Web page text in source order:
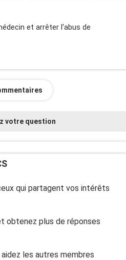
et arrêter l'abus de
votre question
qui partagent vos intérêts
obtenez plus de réponses
les autres membres